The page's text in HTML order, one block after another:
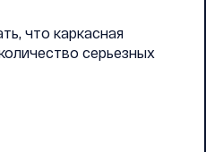
что каркасная
серьезных